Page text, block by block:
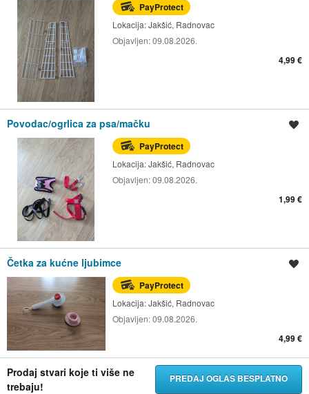
PayProtect
Lokacija:Jakšić, Radnovac
Objavljen:09.08.2026.
4,99 €
Povodac/ogrlica za psa/mačku
PayProtect
Lokacija:Jakšić, Radnovac
Objavljen:09.08.2026.
1,99 €
Četka za kućne ljubimce
PayProtect
Lokacija:Jakšić, Radnovac
Objavljen:09.08.2026.
4,99 €
Prodaj stvari koje ti više ne
trebaju!
PREDAJ OGLAS BESPLATNO